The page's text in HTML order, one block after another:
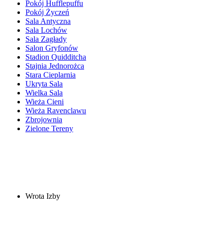
Pokój Hufflepuffu
Pokój Życzeń
Sala Antyczna
Sala Lochów
Sala Zagłady
Salon Gryfonów
Stadion Quidditcha
Stajnia Jednorożca
Stara Cieplarnia
Ukryta Sala
Wielka Sala
Wieża Cieni
Wieża Ravenclawu
Zbrojownia
Zielone Tereny
Wrota Izby